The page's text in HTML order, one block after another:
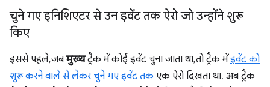
चुने गए इनिशिएटर से उन इवेंट तक ऐरो जो उन्होंने शुरू
किए
इससे पहले, जबमुख्यट्रैक में कोई इवेंट चुना जाता था, तो ट्रैक मेंइवेंट को
शुरू करने वाले से लेकर चुने गए इवेंट तकएक ऐरो दिखता था. अब ट्रैक